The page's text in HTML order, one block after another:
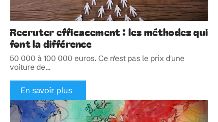
Recruter efficacement : les méthodes qui
font la différence
50 000 à 100 000 euros. Ce n'est pas le prix d'une
voiture de…
En savoir plus